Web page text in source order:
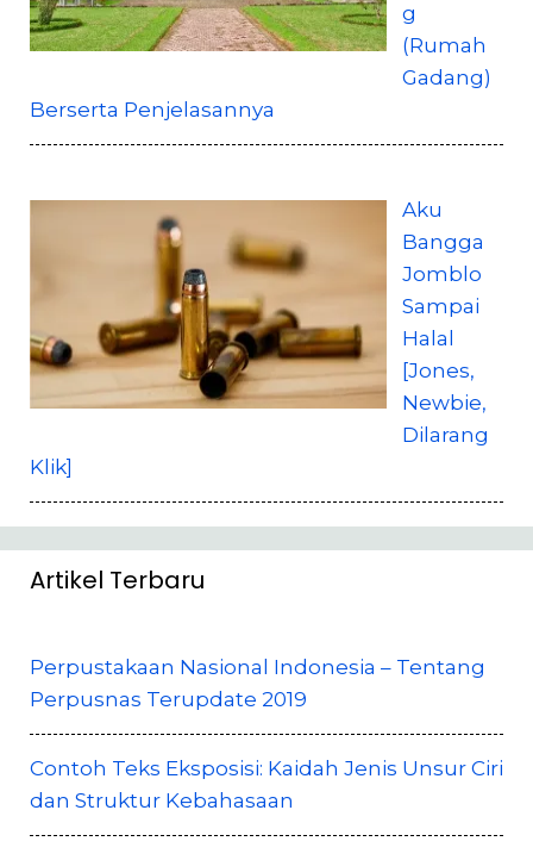
g
(Rumah
Gadang)
Berserta Penjelasannya
Aku
Bangga
Jomblo
Sampai
Halal
[Jones,
Newbie,
Dilarang
Klik]
Artikel Terbaru
Perpustakaan Nasional Indonesia – Tentang
Perpusnas Terupdate 2019
Contoh Teks Eksposisi: Kaidah Jenis Unsur Ciri
dan Struktur Kebahasaan